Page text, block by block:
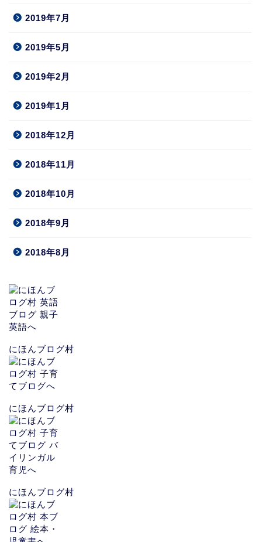
2019年7月
2019年5月
2019年2月
2019年1月
2018年12月
2018年11月
2018年10月
2018年9月
2018年8月
にほんブログ村
にほんブログ村
にほんブログ村